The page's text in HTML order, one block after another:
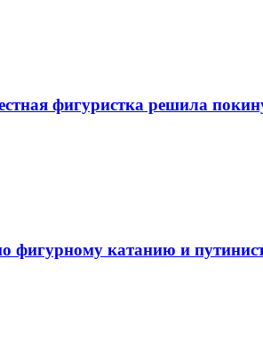
фигуристка решила
фигурному катанию и